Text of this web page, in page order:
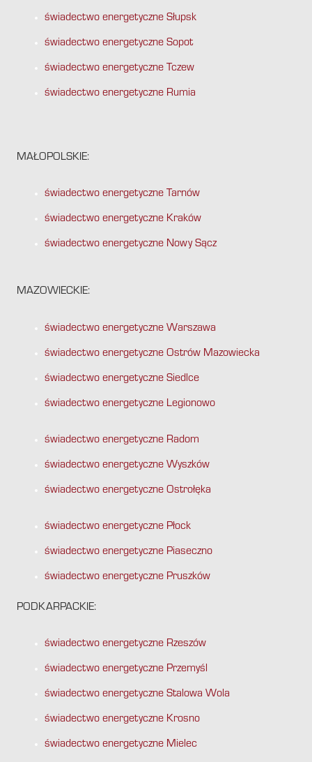
świadectwo energetyczne Słupsk
świadectwo energetyczne Sopot
świadectwo energetyczne Tczew
świadectwo energetyczne Rumia
MAŁOPOLSKIE:
świadectwo energetyczne Tarnów
świadectwo energetyczne Kraków
świadectwo energetyczne Nowy Sącz
MAZOWIECKIE:
świadectwo energetyczne Warszawa
świadectwo energetyczne Ostrów Mazowiecka
świadectwo energetyczne Siedlce
świadectwo energetyczne Legionowo
świadectwo energetyczne Radom
świadectwo energetyczne Wyszków
świadectwo energetyczne Ostrołęka
świadectwo energetyczne Płock
świadectwo energetyczne Piaseczno
świadectwo energetyczne Pruszków
PODKARPACKIE:
świadectwo energetyczne Rzeszów
świadectwo energetyczne Przemyśl
świadectwo energetyczne Stalowa Wola
świadectwo energetyczne Krosno
świadectwo energetyczne Mielec